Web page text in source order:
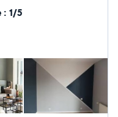
pose de
en respectant les
de qualité, afin de
budget. Devis et
: 1/5